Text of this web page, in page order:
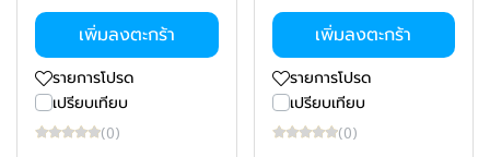
เพิ่มลงตะกร้า
รายการโปรด
เปรียบเทียบ
(0)
เพิ่มลงตะกร้า
รายการโปรด
เปรียบเทียบ
(0)